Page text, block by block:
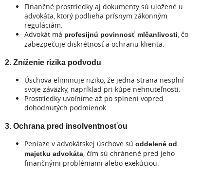
Finančné prostriedky aj dokumenty sú uložené u
advokáta, ktorý podlieha prísnym zákonným
reguláciám.
Advokát má profesijnú povinnosť mlčanlivosti, čo
zabezpečuje diskrétnosť a ochranu klienta.
2. Zníženie rizika podvodu
Úschova eliminuje riziko, že jedna strana nesplní
svoje záväzky, napríklad pri kúpe nehnuteľnosti.
Prostriedky uvoľníme až po splnení vopred
dohodnutých podmienok.
3. Ochrana pred insolventnosťou
Peniaze v advokátskej úschove sú oddelené od
majetku advokáta, čím sú chránené pred jeho
finančnými problémami alebo exekúciou.